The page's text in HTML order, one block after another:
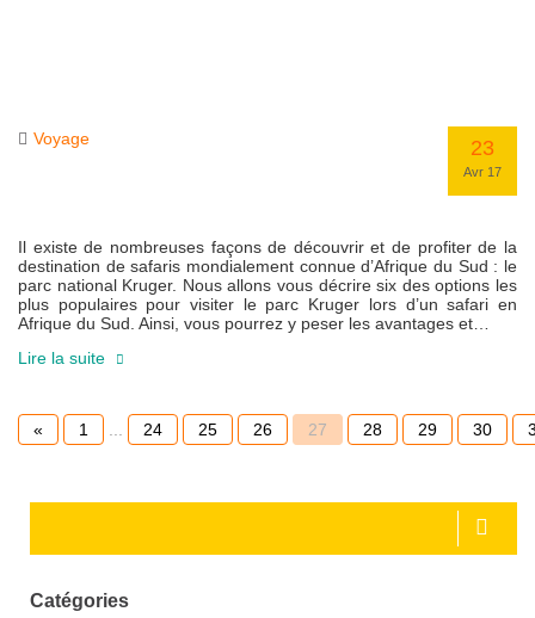
Voyage 23
Avr 17
Il existe de nombreuses façons de découvrir et de profiter de la
destination de safaris mondialement connue d’Afrique du Sud : le
parc national Kruger. Nous allons vous décrire six des options les
plus populaires pour visiter le parc Kruger lors d’un safari en
Afrique du Sud. Ainsi, vous pourrez y peser les avantages et…
Lire la suite
« 1 24 25 26 27 28 29 30
Catégories